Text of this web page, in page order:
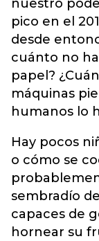
nuestro
pico en el
desde
cuánto no
papel?
máquinas
humanos lo
Hay pocos
o cómo se
sembradío
capaces de
hornear su